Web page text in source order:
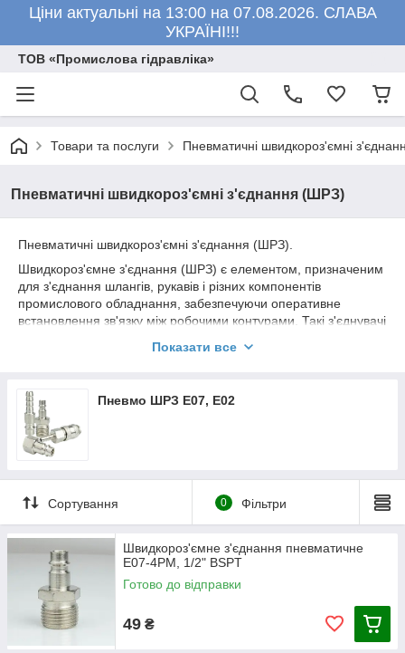
Ціни актуальні на 13:00 на 07.08.2026. СЛАВА
УКРАЇНІ!!!
ТОВ «Промислова гідравліка»
Товари та послуги Пневматичні швидкороз'ємні
Пневматичні швидкороз'ємні з'єднання (ШРЗ)
Пневматичні швидкороз'ємні з'єднання (ШРЗ).
Швидкороз'ємне з'єднання (ШРЗ) є елементом, призначеним
для з'єднання шлангів, рукавів і різних компонентів
промислового обладнання, забезпечуючи оперативне
встановлення зв'язку між робочими контурами. Такі з'єднувачі
алюміній, нержавіюча сталь, латунь, титан, бронза,
композиції. ШРЗ відрізняються за довжиною, діаметром,
масою та іншими характеристиками. Найпопулярнішими є
вироби з діаметрами 12-150 мм.
Швидкороз'ємні з'єднання можуть виконуватись відповідно до
стандартами самих виробників. У першому випадку вони
взаємозамінні.
Конструкція ШРЗ
Швидкороз'ємне з'єднання складається з двох основних
компонентів, які можуть мати різні найменування, але
найбільш точними будуть терміни "муфта" та "ніпель". У
повсякденному мовленні їх також називають "мамою та
татом".
Стандартна муфта ("мама") включає такі структурні
Показати все
Пневмо ШРЗ E07, E02
Сортування 0 Фільтри
Швидкороз'ємне з'єднання пневматичне
E07-4PM, 1/2" BSPT
Готово до відправки
49 ₴